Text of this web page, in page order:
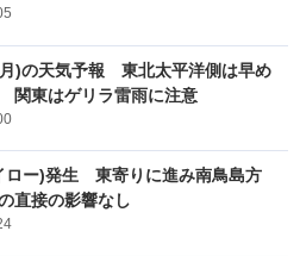
)の天気予報 東北太平洋側は早め
関東はゲリラ雷雨に注意
ロー)発生 東寄りに進み南鳥島方
直接の影響なし